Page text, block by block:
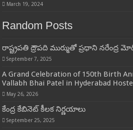
March 19, 2024
Random Posts
రాష్ట్రపతి ద్రౌపది ముర్ముతో ప్రధాని నరేంద్ర
September 7, 2025
A Grand Celebration of 150th Birth
Vallabh Bhai Patel in Hyderabad
May 26, 2026
కేంద్ర కేబినెట్‌ కీలక నిర్ణయాలు
September 25, 2025